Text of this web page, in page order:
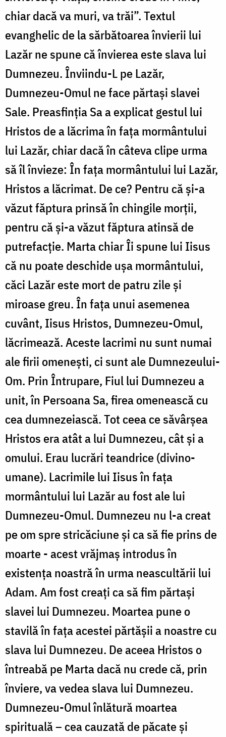
chiar dacă va muri, va trăi”. Textul
evanghelic de la sărbătoarea învierii lui
Lazăr ne spune că învierea este slava lui
Dumnezeu. Înviindu-L pe Lazăr,
Dumnezeu-Omul ne face părtași slavei
Sale. Preasfinția Sa a explicat gestul lui
Hristos de a lăcrima în fața mormântului
lui Lazăr, chiar dacă în câteva clipe urma
să îl învieze: În fața mormântului lui Lazăr,
Hristos a lăcrimat. De ce? Pentru că și-a
văzut făptura prinsă în chingile morții,
pentru că și-a văzut făptura atinsă de
putrefacție. Marta chiar Îi spune lui Iisus
că nu poate deschide ușa mormântului,
căci Lazăr este mort de patru zile și
miroase greu. În fața unui asemenea
cuvânt, Iisus Hristos, Dumnezeu-Omul,
lăcrimează. Aceste lacrimi nu sunt numai
ale firii omenești, ci sunt ale Dumnezeului-
Om. Prin Întrupare, Fiul lui Dumnezeu a
unit, în Persoana Sa, firea omenească cu
cea dumnezeiască. Tot ceea ce săvârșea
Hristos era atât a lui Dumnezeu, cât și a
omului. Erau lucrări teandrice (divino-
umane). Lacrimile lui Iisus în fața
mormântului lui Lazăr au fost ale lui
Dumnezeu-Omul. Dumnezeu nu l-a creat
pe om spre stricăciune și ca să fie prins de
moarte - acest vrăjmaș introdus în
existența noastră în urma neascultării lui
Adam. Am fost creați ca să fim părtași
slavei lui Dumnezeu. Moartea pune o
stavilă în fața acestei părtășii a noastre cu
slava lui Dumnezeu. De aceea Hristos o
întreabă pe Marta dacă nu crede că, prin
înviere, va vedea slava lui Dumnezeu.
Dumnezeu-Omul înlătură moartea
spirituală – cea cauzată de păcate și